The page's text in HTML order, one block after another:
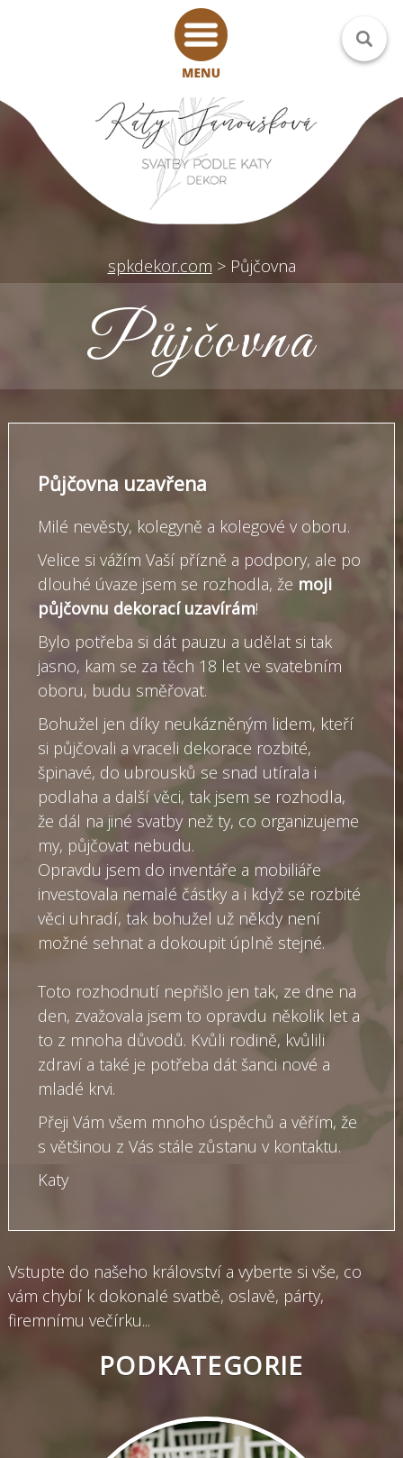
spkdekor.com > Půjčovna
Půjčovna
Půjčovna uzavřena
Milé nevěsty, kolegyně a kolegové v oboru.
Velice si vážím Vaší přízně a podpory, ale po
dlouhé úvaze jsem se rozhodla, že moji
půjčovnu dekorací uzavírám!
Bylo potřeba si dát pauzu a udělat si tak
jasno, kam se za těch 18 let ve svatebním
oboru, budu směřovat.
Bohužel jen díky neukázněným lidem, kteří
si půjčovali a vraceli dekorace rozbité,
špinavé, do ubrousků se snad utírala i
podlaha a další věci, tak jsem se rozhodla,
že dál na jiné svatby než ty, co organizujeme
my, půjčovat nebudu.
Opravdu jsem do inventáře a mobiliáře
investovala nemalé částky a i když se rozbité
věci uhradí, tak bohužel už někdy není
možné sehnat a dokoupit úplně stejné.
Toto rozhodnutí nepřišlo jen tak, ze dne na
den, zvažovala jsem to opravdu několik let a
to z mnoha důvodů. Kvůli rodině, kvůlili
zdraví a také je potřeba dát šanci nové a
mladé krvi.
Přeji Vám všem mnoho úspěchů a věřím, že
s většinou z Vás stále zůstanu v kontaktu.
Katy
Vstupte do našeho království a vyberte si vše, co
vám chybí k dokonalé svatbě, oslavě, párty,
firemnímu večírku...
PODKATEGORIE